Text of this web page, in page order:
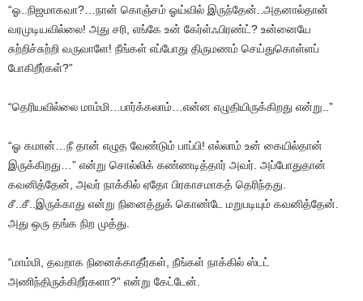
“ஓ..நிஜமாகவா?…நான் கொஞ்சம் ஓய்வில் இருந்தேன்..அதனால்தான்
வரமுடியவில்லை! அது சரி, எங்கே உன் கேர்ள்ஃபிரண்ட்? உன்னையே
சுற்றிச்சுற்றி வருவாளே! நீங்கள் எப்போது திருமணம் செய்துகொள்ளப்
போகிறீர்கள்?”
“தெரியவில்லை மாம்மி…பார்க்கலாம்…என்ன எழுதியிருக்கிறது என்று..”
“ஓ கமான்…நீ தான் எழுத வேண்டும் பாப்பி! எல்லாம் உன் கையில்தான்
இருக்கிறது…” என்று சொல்லிக் கண்ணடித்தார் அவர். அப்போதுதான்
கவனித்தேன், அவர் நாக்கில் ஏதோ பிரகாசமாகத் தெரிந்தது.
சீ..சீ..இருக்காது என்று நினைத்துக் கொண்டே மறுபடியும் கவனித்தேன்.
அது ஒரு தங்க நிற முத்து.
“மாம்மி, தவறாக நினைக்காதீர்கள், நீங்கள் நாக்கில் ஸ்டட்
அணிந்திருக்கிறீர்களா?” என்று கேட்டேன்.